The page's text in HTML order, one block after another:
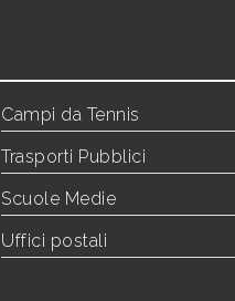
Campi da Tennis
Trasporti Pubblici
Scuole Medie
Uffici postali